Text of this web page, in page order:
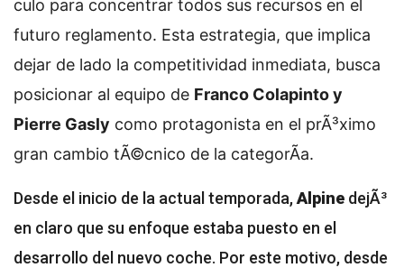
culo para concentrar todos sus recursos en el
futuro reglamento. Esta estrategia, que implica
dejar de lado la competitividad inmediata, busca
posicionar al equipo de Franco Colapinto y
Pierre Gasly como protagonista en el prÃ³ximo
gran cambio tÃ©cnico de la categorÃ­a.
Desde el inicio de la actual temporada,Alpine dejÃ³
en claro que su enfoque estaba puesto en el
desarrollo del nuevo coche. Por este motivo, desde